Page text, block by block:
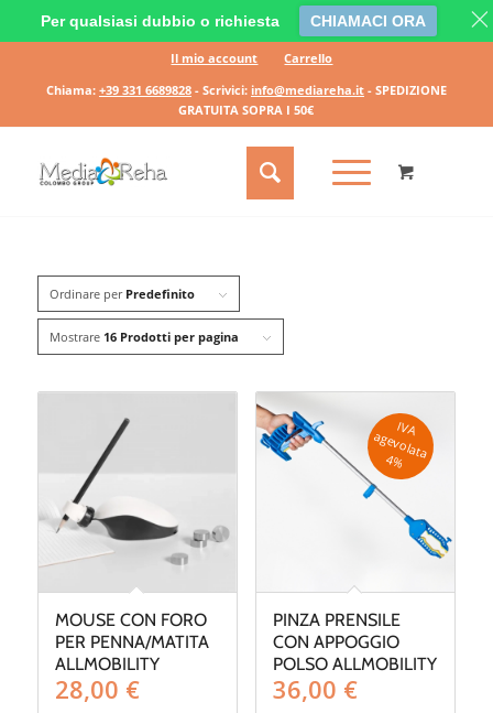
Il mio account
Carrello
Chiama: +39 331 6689828- Scrivici: info@mediareha.it- SPEDIZIONE
GRATUITA SOPRA I 50€
Ordinare per Predefinito
Mostrare 16 Prodotti per pagina
MOUSE CON FORO
PER PENNA/MATITA
ALLMOBILITY
28,00 €
PINZA PRENSILE
CON APPOGGIO
POLSO ALLMOBILITY
36,00 €
IV
A
a
g
e
v
o
la
ta
4
%
Per qualsiasi dubbio o richiesta CHIAMACI ORA